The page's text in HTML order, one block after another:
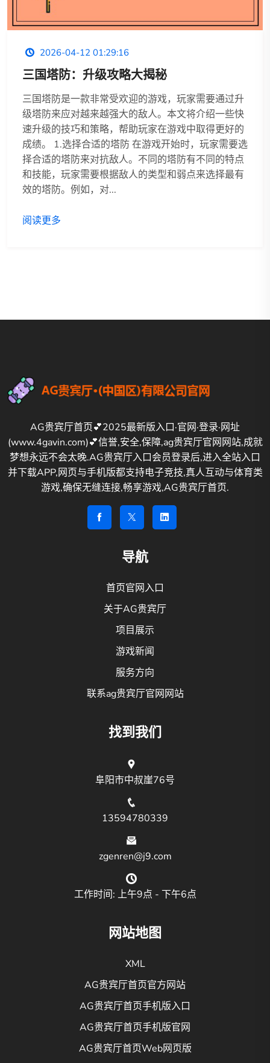
2026-04-12 01:29:16
三国塔防：升级攻略大揭秘
三国塔防是一款非常受欢迎的游戏，玩家需要通过升
级塔防来应对越来越强大的敌人。本文将介绍一些快
速升级的技巧和策略，帮助玩家在游戏中取得更好的
成绩。 1.选择合适的塔防 在游戏开始时，玩家需要选
择合适的塔防来对抗敌人。不同的塔防有不同的特点
和技能，玩家需要根据敌人的类型和弱点来选择最有
效的塔防。例如，对...
阅读更多
AG贵宾厅首页💕2025最新版入口·官网·登录·网址
(www.4gavin.com)💕信誉,安全,保障,ag贵宾厅官网网站,成就
梦想永远不会太晚.AG贵宾厅入口会员登录后,进入全站入口
并下载APP,网页与手机版都支持电子竞技,真人互动与体育类
游戏,确保无缝连接,畅享游戏,AG贵宾厅首页.
导航
首页官网入口
关于AG贵宾厅
项目展示
游戏新闻
服务方向
联系ag贵宾厅官网网站
找到我们
阜阳市中叔崖76号
13594780339
zgenren@j9.com
工作时间: 上午9点 - 下午6点
网站地图
XML
AG贵宾厅首页官方网站
AG贵宾厅首页手机版入口
AG贵宾厅首页手机版官网
AG贵宾厅首页Web网页版